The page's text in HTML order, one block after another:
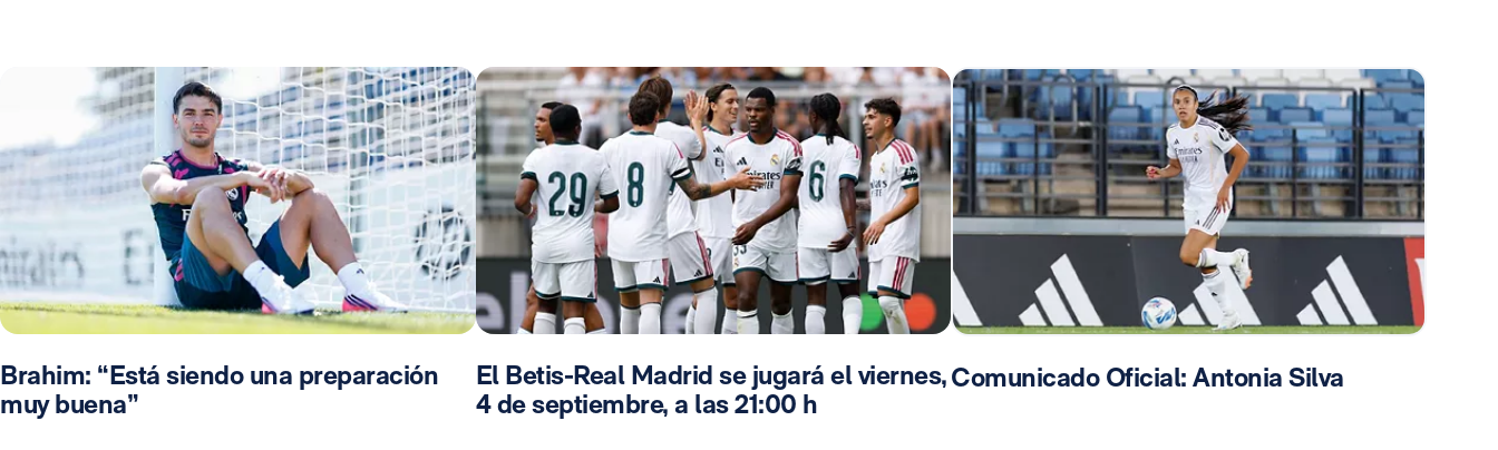
Brahim: “Está siendo una preparación
muy buena”
El Betis-Real Madrid se jugará el viernes,
4 de septiembre, a las 21:00 h
Comunicado Oficial: Antonia Silva